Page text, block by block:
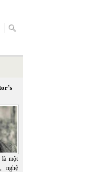
một
nghệ